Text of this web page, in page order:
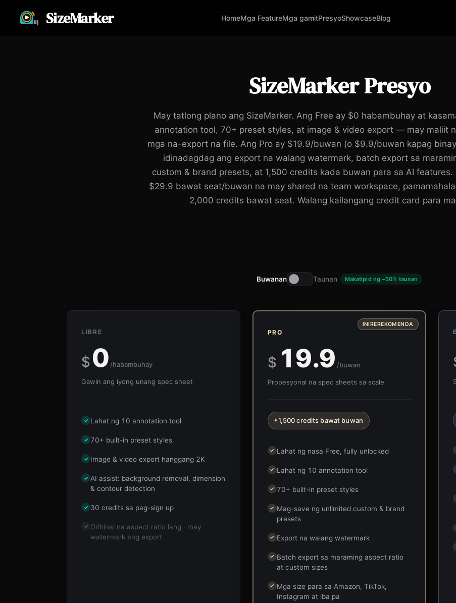
SizeMarker HomeMga FeatureMga gamitPresyoShowcaseBlog
SizeMarker Presyo
May tatlong plano ang SizeMarker. Ang Free ay $0 habambuhay at
annotation tool, 70+ preset styles, at image & video export — may maliit
mga na-export na file. Ang Pro ay $19.9/buwan (o $9.9/buwan kapag
idinadagdag ang export na walang watermark, batch export sa
custom & brand presets, at 1,500 credits kada buwan para sa AI features.
$29.9 bawat seat/buwan na may shared na team workspace,
2,000 credits bawat seat. Walang kailangang credit card para
Buwanan Taunan Makatipid ng ~50% taunan
LIBRE
$0 /habambuhay
Gawin ang iyong unang spec sheet
✓ Lahat ng 10 annotation tool
✓ 70+ built-in preset styles
✓ Image & video export hanggang 2K
✓ AI assist: background removal, dimension
& contour detection
✓ 30 credits sa pag-sign up
✓ Orihinal na aspect ratio lang · may
watermark ang export
INIREREKOMENDA
PRO
$ 19.9 /buwan
Propesyonal na spec sheets sa scale
✦1,500 credits bawat buwan
✓ Lahat ng nasa Free, fully unlocked
✓ Lahat ng 10 annotation tool
✓ 70+ built-in preset styles
✓ Mag-save ng unlimited custom & brand
presets
✓ Export na walang watermark
✓ Batch export sa maraming aspect ratio
at custom sizes
✓ Mga size para sa Amazon, TikTok,
Instagram at iba pa